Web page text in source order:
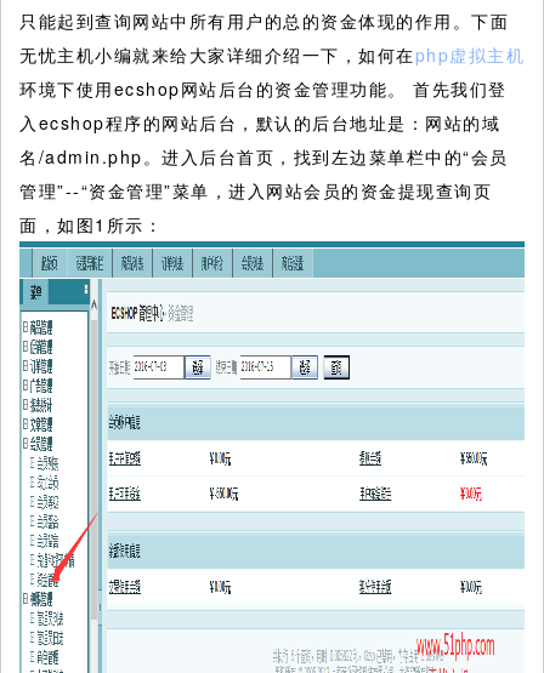
只能起到查询网站中所有用户的总的资金体现的作用。下面
无忧主机小编就来给大家详细介绍一下，如何在php虚拟主机
环境下使用ecshop网站后台的资金管理功能。
首先我们登
入ecshop程序的网站后台，默认的后台地址是：网站的域
名/admin.php。进入后台首页，找到左边菜单栏中的“会员
管理”--“资金管理”菜单，进入网站会员的资金提现查询页
面，如图1所示：